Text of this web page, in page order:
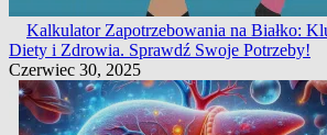
Kalkulator Zapotrzebowania na Białko:
Diety i Zdrowia. Sprawdź Swoje Potrzeby!
Czerwiec 30, 2025